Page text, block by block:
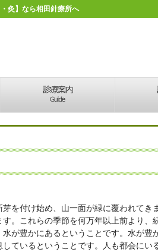
灸】なら相田針療所へ
を付け始め、山一面が緑に覆われてき
。これらの季節を何万年以上前より、
が豊かにあるということです。水が豊
ているということです。人も都会にい